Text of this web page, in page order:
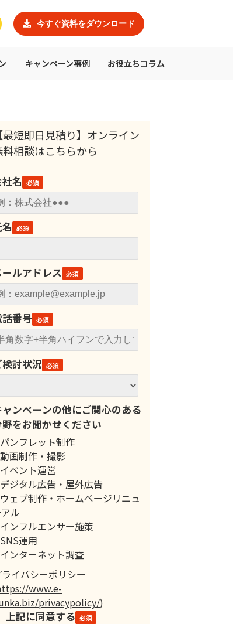
今すぐ資料をダウンロード
キャンペーン事例 お役立ちコラム
【最短即日見積り】オンライン
料相談はこちらから
名
ールアドレス
話番号
検討状況
ャンペーンの他にご関心のある
をお聞かせください
パンフレット制作
動画制作・撮影
イベント運営
デジタル広告・屋外広告
ウェブ制作・ホームページリニュ
ル
インフルエンサー施策
SNS運用
インターネット調査
ライバシーポリシー
www.e-
privacypolicy/)
上記に同意する